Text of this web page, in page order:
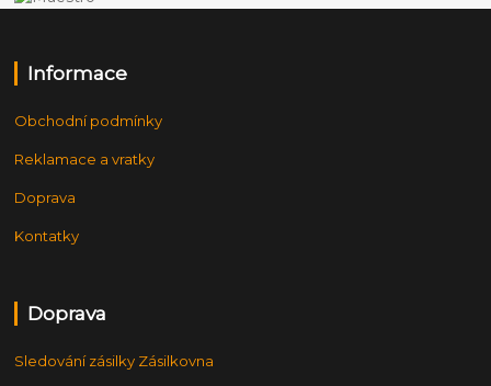
Informace
Obchodní podmínky
Reklamace a vratky
Doprava
Kontatky
Doprava
Sledování zásilky Zásilkovna